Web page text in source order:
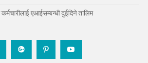
एआईसम्बन्धी दुईदिने तालिम